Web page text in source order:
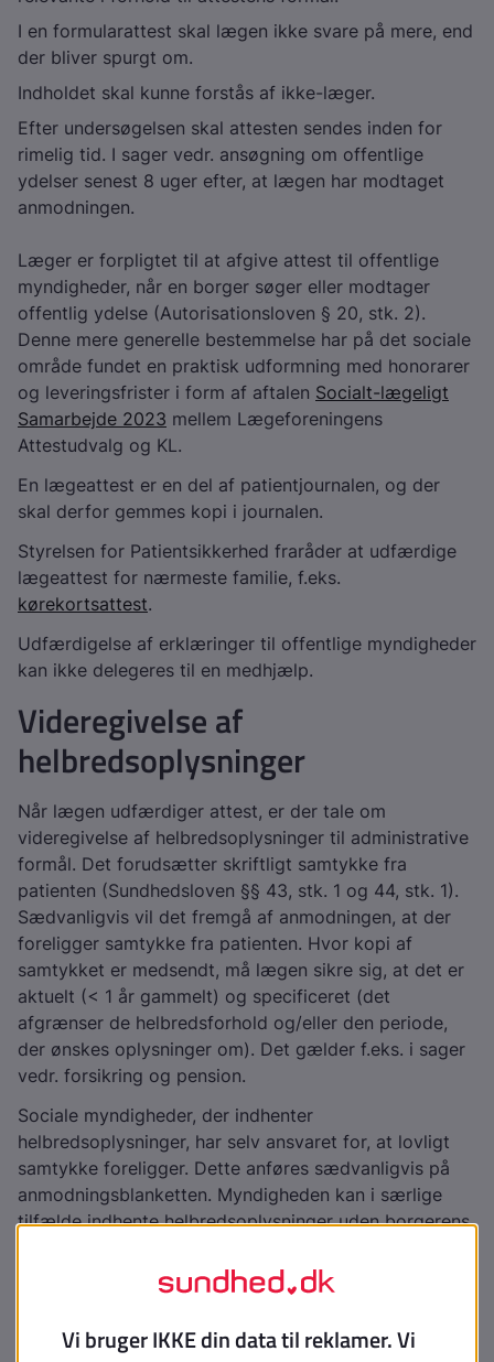
I en formularattest skal lægen ikke svare på mere, end
der bliver spurgt om.
Indholdet skal kunne forstås af ikke-læger.
Efter undersøgelsen skal attesten sendes inden for
rimelig tid. I sager vedr. ansøgning om offentlige
ydelser senest 8 uger efter, at lægen har modtaget
anmodningen.
Læger er forpligtet til at afgive attest til offentlige
myndigheder, når en borger søger eller modtager
offentlig ydelse (Autorisationsloven § 20, stk. 2).
Denne mere generelle bestemmelse har på det sociale
område fundet en praktisk udformning med honorarer
og leveringsfrister i form af aftalen Socialt-lægeligt
Samarbejde 2023 mellem Lægeforeningens
Attestudvalg og KL.
En lægeattest er en del af patientjournalen, og der
skal derfor gemmes kopi i journalen.
Styrelsen for Patientsikkerhed fraråder at udfærdige
lægeattest for nærmeste familie, f.eks.
kørekortsattest.
Udfærdigelse af erklæringer til offentlige myndigheder
kan ikke delegeres til en medhjælp.
Videregivelse af
helbredsoplysninger
Når lægen udfærdiger attest, er der tale om
videregivelse af helbredsoplysninger til administrative
formål. Det forudsætter skriftligt samtykke fra
patienten (Sundhedsloven §§ 43, stk. 1 og 44, stk. 1).
Sædvanligvis vil det fremgå af anmodningen, at der
foreligger samtykke fra patienten. Hvor kopi af
samtykket er medsendt, må lægen sikre sig, at det er
aktuelt (< 1 år gammelt) og specificeret (det
afgrænser de helbredsforhold og/eller den periode,
der ønskes oplysninger om). Det gælder f.eks. i sager
vedr. forsikring og pension.
Sociale myndigheder, der indhenter
helbredsoplysninger, har selv ansvaret for, at lovligt
samtykke foreligger. Dette anføres sædvanligvis på
anmodningsblanketten. Myndigheden kan i særlige
tilfælde indhente helbredsoplysninger uden borgerens
altid være specifikt anført på anmodningen. Hvor
patienten selv anmoder om attesten, f.eks.
kørekortattest, ligger samtykket naturligvis heri.